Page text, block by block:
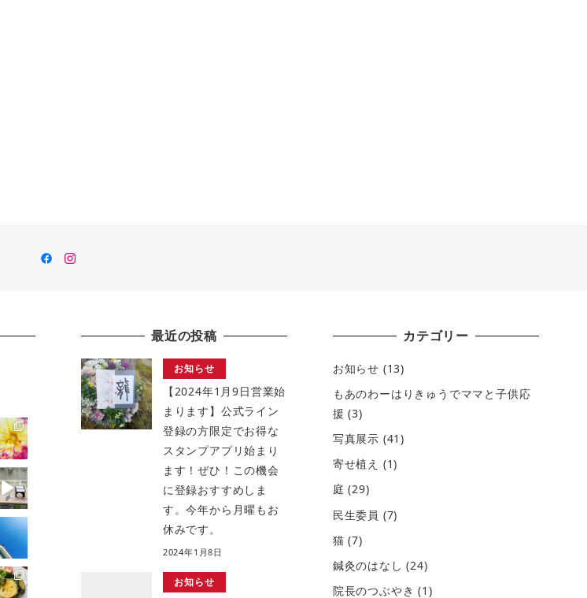
Facebook
insutaguramu
最近の投稿
お知らせ
【2024年1月9日営業始
まります】公式ライン
登録の方限定でお得な
スタンプアプリ始まり
ます！ぜひ！この機会
に登録おすすめしま
す。今年から月曜もお
休みです。
2024年1月8日
お知らせ
カテゴリー
お知らせ (13)
もあのわーはりきゅうでママと子供応
援 (3)
写真展示 (41)
寄せ植え (1)
庭 (29)
民生委員 (7)
猫 (7)
鍼灸のはなし (24)
院長のつぶやき (1)